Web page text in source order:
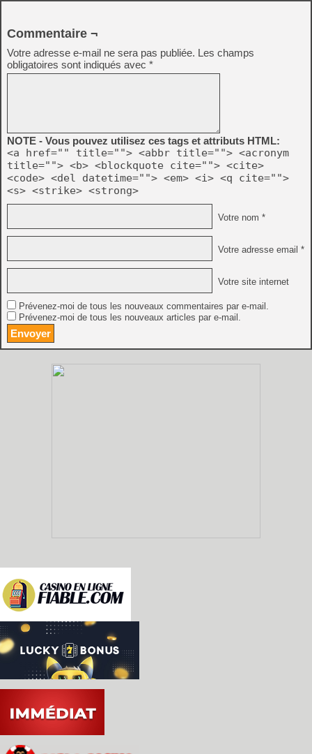
Commentaire ¬
Votre adresse e-mail ne sera pas publiée. Les champs
obligatoires sont indiqués avec *
NOTE - Vous pouvez utilisez ces tags et attributs HTML:
<a href="" title=""> <abbr title=""> <acronym
title=""> <b> <blockquote cite=""> <cite>
<code> <del datetime=""> <em> <i> <q cite="">
<s> <strike> <strong>
Votre nom *
Votre adresse email *
Votre site internet
Prévenez-moi de tous les nouveaux commentaires par e-mail.
Prévenez-moi de tous les nouveaux articles par e-mail.